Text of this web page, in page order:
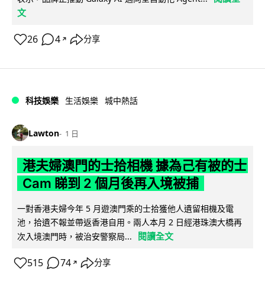
文
26 4 ↗ 分享
科技娛樂 生活娛樂 城中熱話
Lawton 1 日
港夫婦澳門的士拾相機 據為己有被的士
Cam 睇到 2 個月後再入境被捕
一對香港夫婦今年 5 月遊澳門乘的士拾獲他人遺留相機及電
池，拾遺不報並帶返香港自用。兩人本月 2 日經港珠澳大橋再
次入境澳門時，被治安警察局...
閱讀全文
515 74 ↗ 分享